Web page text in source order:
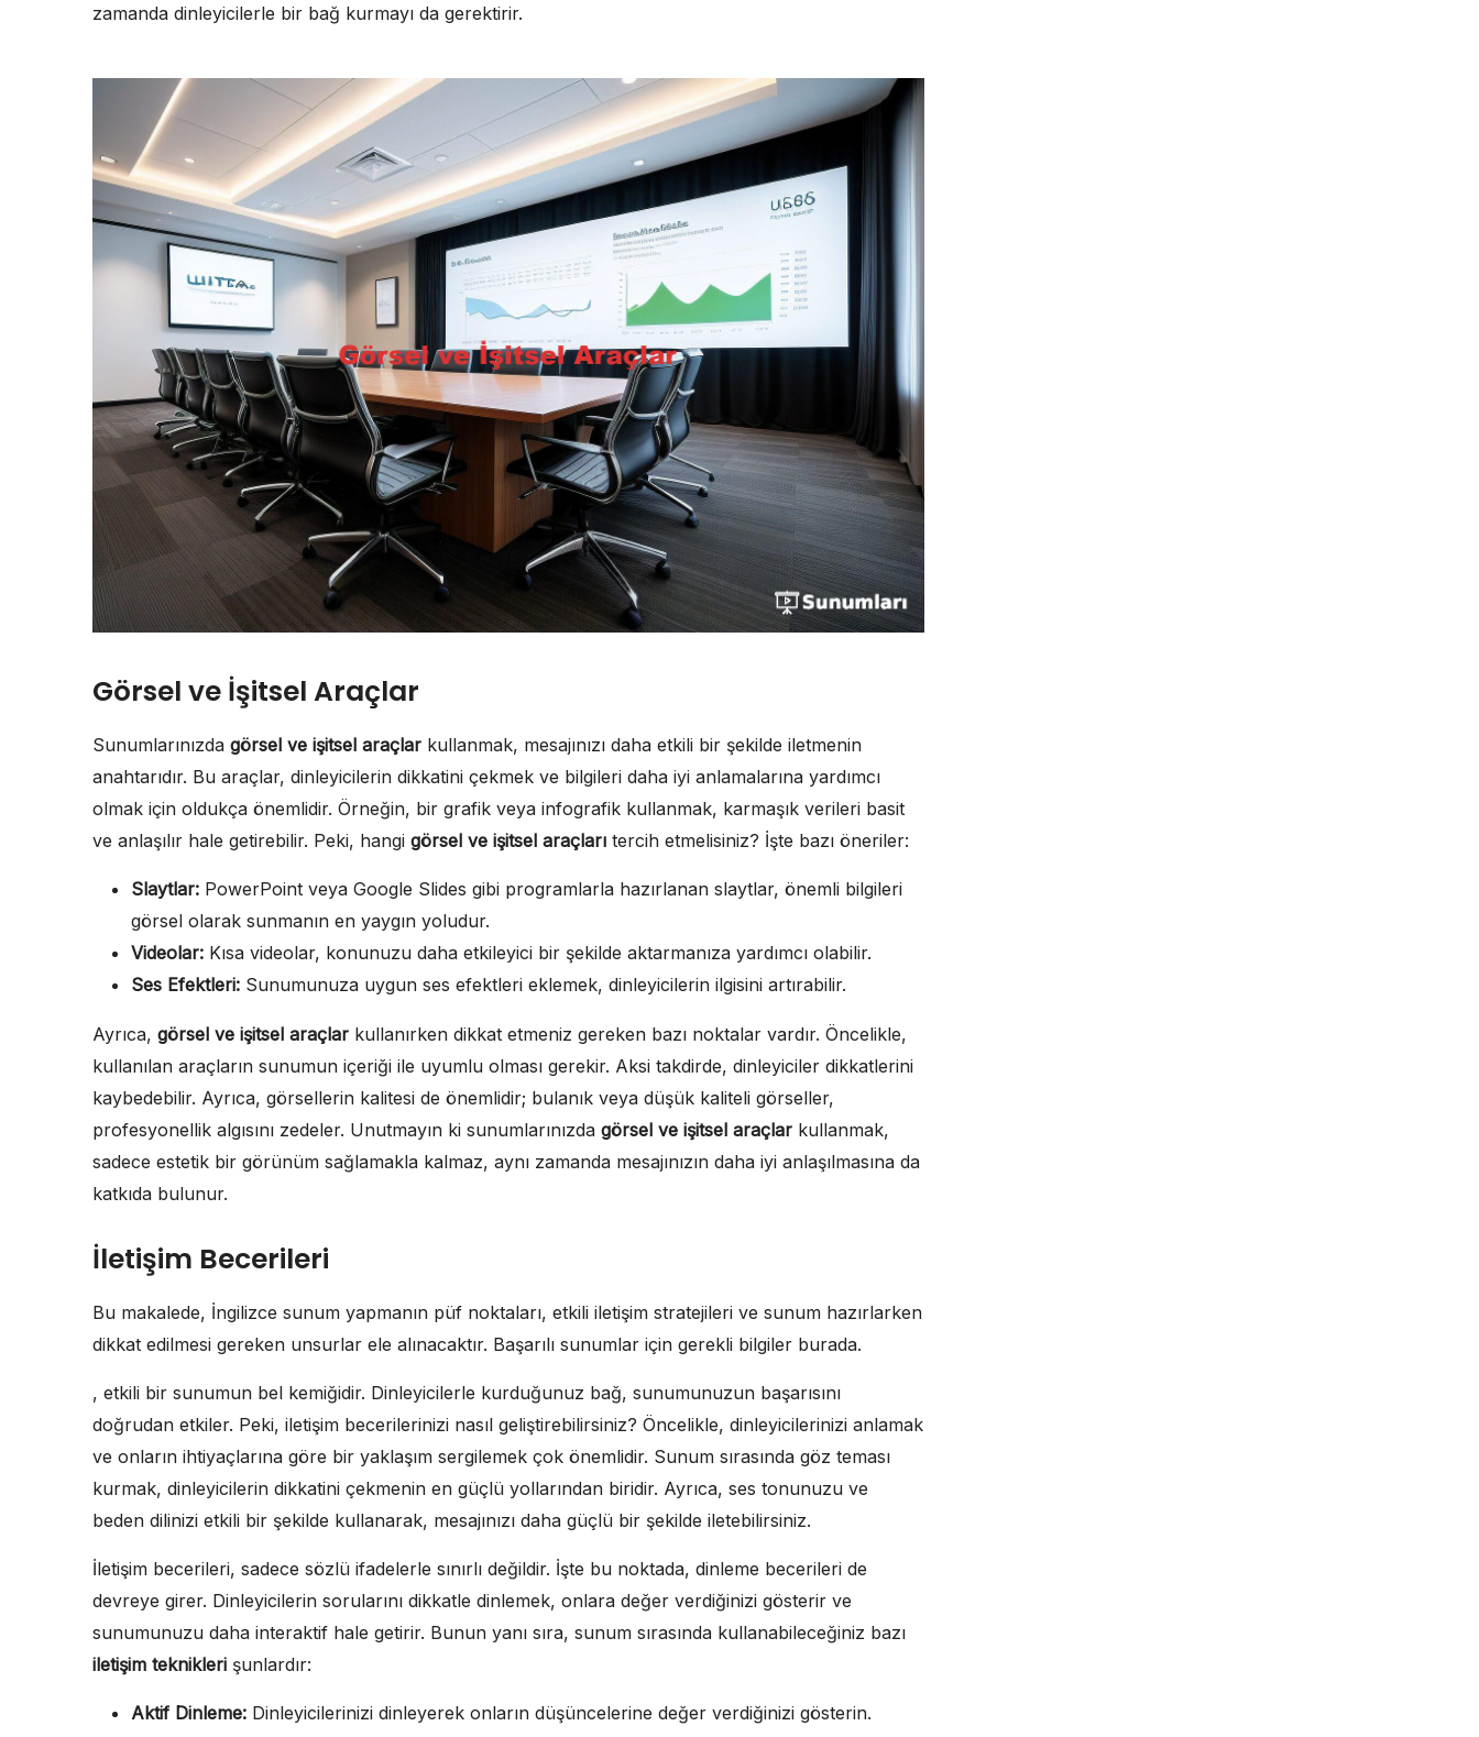
zamanda dinleyicilerle bir bağ kurmayı da gerektirir.
Görsel ve İşitsel Araçlar
Sunumlarınızda görsel ve işitsel araçlar kullanmak, mesajınızı daha etkili bir şekilde iletmenin
anahtarıdır. Bu araçlar, dinleyicilerin dikkatini çekmek ve bilgileri daha iyi anlamalarına yardımcı
olmak için oldukça önemlidir. Örneğin, bir grafik veya infografik kullanmak, karmaşık verileri basit
ve anlaşılır hale getirebilir. Peki, hangi görsel ve işitsel araçları tercih etmelisiniz? İşte bazı öneriler:
Slaytlar: PowerPoint veya Google Slides gibi programlarla hazırlanan slaytlar, önemli bilgileri
görsel olarak sunmanın en yaygın yoludur.
Videolar: Kısa videolar, konunuzu daha etkileyici bir şekilde aktarmanıza yardımcı olabilir.
Ses Efektleri: Sunumunuza uygun ses efektleri eklemek, dinleyicilerin ilgisini artırabilir.
Ayrıca, görsel ve işitsel araçlar kullanırken dikkat etmeniz gereken bazı noktalar vardır. Öncelikle,
kullanılan araçların sunumun içeriği ile uyumlu olması gerekir. Aksi takdirde, dinleyiciler dikkatlerini
kaybedebilir. Ayrıca, görsellerin kalitesi de önemlidir; bulanık veya düşük kaliteli görseller,
profesyonellik algısını zedeler. Unutmayın ki sunumlarınızda görsel ve işitsel araçlar kullanmak,
sadece estetik bir görünüm sağlamakla kalmaz, aynı zamanda mesajınızın daha iyi anlaşılmasına da
katkıda bulunur.
İletişim Becerileri
Bu makalede, İngilizce sunum yapmanın püf noktaları, etkili iletişim stratejileri ve sunum hazırlarken
dikkat edilmesi gereken unsurlar ele alınacaktır. Başarılı sunumlar için gerekli bilgiler burada.
, etkili bir sunumun bel kemiğidir. Dinleyicilerle kurduğunuz bağ, sunumunuzun başarısını
doğrudan etkiler. Peki, iletişim becerilerinizi nasıl geliştirebilirsiniz? Öncelikle, dinleyicilerinizi anlamak
ve onların ihtiyaçlarına göre bir yaklaşım sergilemek çok önemlidir. Sunum sırasında göz teması
kurmak, dinleyicilerin dikkatini çekmenin en güçlü yollarından biridir. Ayrıca, ses tonunuzu ve
beden dilinizi etkili bir şekilde kullanarak, mesajınızı daha güçlü bir şekilde iletebilirsiniz.
İletişim becerileri, sadece sözlü ifadelerle sınırlı değildir. İşte bu noktada, dinleme becerileri de
devreye girer. Dinleyicilerin sorularını dikkatle dinlemek, onlara değer verdiğinizi gösterir ve
sunumunuzu daha interaktif hale getirir. Bunun yanı sıra, sunum sırasında kullanabileceğiniz bazı
iletişim teknikleri şunlardır:
Aktif Dinleme: Dinleyicilerinizi dinleyerek onların düşüncelerine değer verdiğinizi gösterin.